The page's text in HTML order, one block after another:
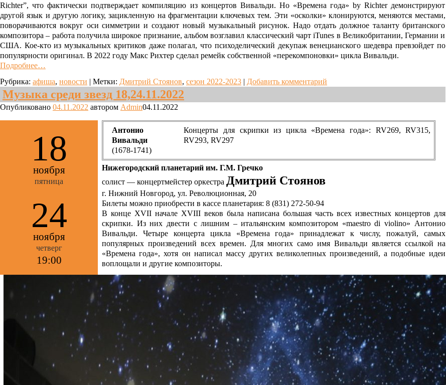
Richter”, что фактически подтверждает компиляцию из концертов Вивальди. Но «Времена года» by Richter демонстрируют
другой язык и другую логику, зацикленную на фрагментации ключевых тем. Эти «осколки» клонируются, меняются местами,
поворачиваются вокруг оси симметрии и создают новый музыкальный рисунок. Надо отдать должное таланту британского
композитора – работа получила широкое признание, альбом возглавил классический чарт iTunes в Великобритании, Германии и
США. Кое-кто из музыкальных критиков даже полагал, что психоделический декупаж венецианского шедевра превзойдет по
популярности оригинал. В 2022 году Макс Рихтер сделал ремейк собственной «перекомпоновки» цикла Вивальди.
Подробнее…
Рубрика: афиша, новости | Метки: Дмитрий Стоянов, сезон 2022-2023 | Добавить комментарий
Музыка среди звезд 18,24.11.2022
Опубликовано 04.11.2022 автором Admin04.11.2022
18
ноября
пятница
24
ноября
четверг
19:00
Антонио
Вивальди
(1678-1741)
Концерты для скрипки из цикла «Времена года»: RV269, RV315,
RV293, RV297
Нижегородский планетарий им. Г.М. Гречко
солист — концертмейстер оркестра Дмитрий Стоянов
г. Нижний Новгород, ул. Революционная, 20
Билеты можно приобрести в кассе планетария: 8 (831) 272-50-94
В конце XVII начале XVIII веков была написана большая часть всех известных концертов для
скрипки. Из них двести с лишним – итальянским композитором «maestro di violino» Антонио
Вивальди. Четыре концерта цикла «Времена года» принадлежат к числу, пожалуй, самых
популярных произведений всех времен. Для многих само имя Вивальди является ссылкой на
«Времена года», хотя он написал массу других великолепных произведений, а подобные идеи
воплощали и другие композиторы.